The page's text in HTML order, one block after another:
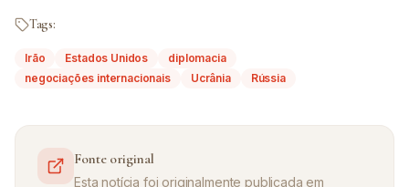
Tags:
Irão Estados Unidos
diplomacia
negociações internacionais
Ucrânia Rússia
Fonte original
Esta notícia foi originalmente publicada em